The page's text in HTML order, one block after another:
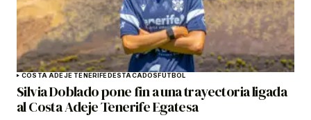
COSTA ADEJE TENERIFEDESTACADOSFÚTBOL
Silvia Doblado pone fin a una trayectoria ligada
al Costa Adeje Tenerife Egatesa